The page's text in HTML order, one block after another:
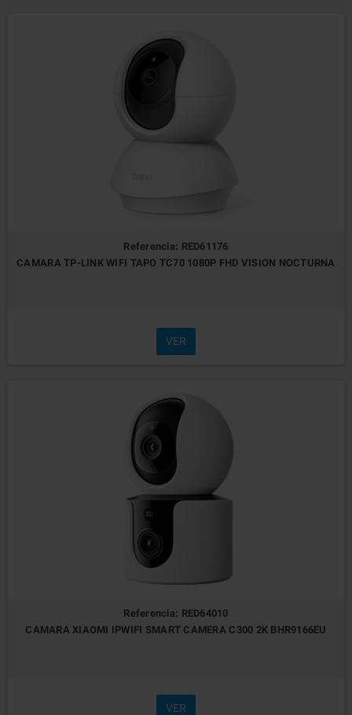
Referencia: RED61176
CAMARA TP-LINK WIFI TAPO TC70 1080P FHD VISION NOCTURNA
VER
Referencia: RED64010
CAMARA XIAOMI IPWIFI SMART CAMERA C300 2K BHR9166EU
VER